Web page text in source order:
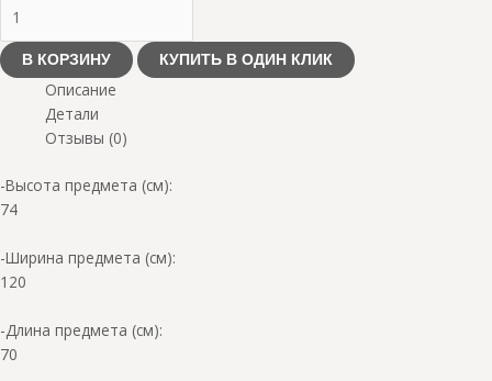
В КОРЗИНУ КУПИТЬ В ОДИН КЛИК
Описание
Детали
Отзывы (0)
-Высота предмета (см):
74
-Ширина предмета (см):
120
-Длина предмета (см):
70